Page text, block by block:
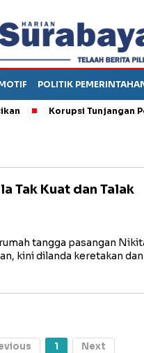
POLITIK
Korupsi Tunjangan
Tak Kuat dan Talak
tangga pasangan
kini dilanda keretakan dan
1 Next